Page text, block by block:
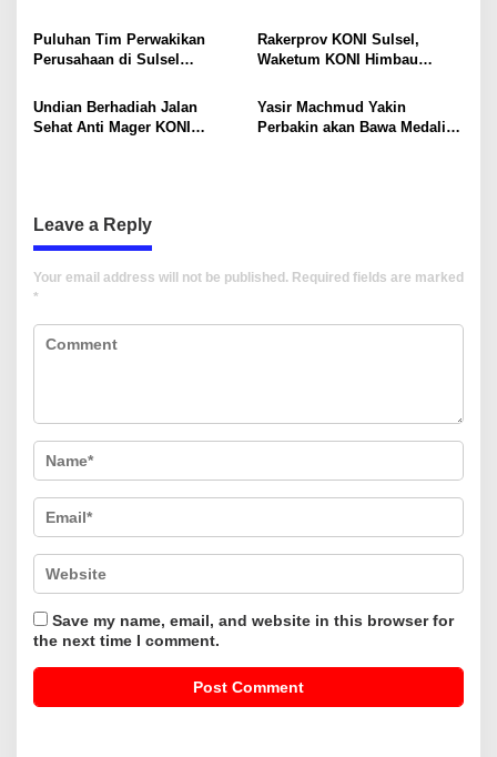
i
n
Berlari Menuju TPS
Puluhan Tim Perwakikan
Perusahaan di Sulsel
Badminton Semen Tonasa
Rakerprov KONI Sulsel,
Waketum KONI Himbau
dan Cabor
Undian Berhadiah Jalan
Sehat Anti Mager KONI
Yasir Machmud Yakin
Perbakin akan Bawa Medali
Leave a Reply
Your email address will not be published. Required fields are marked
*
Save my name, email, and website in this browser for
the next time I comment.